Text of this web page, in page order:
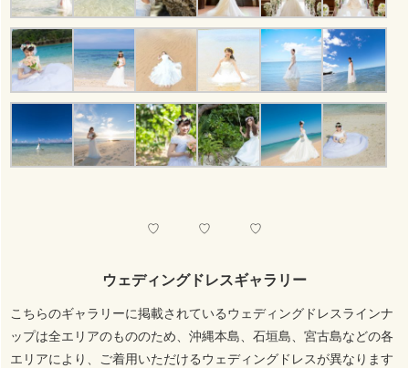
♡ ♡ ♡
ウェディングドレスギャラリー
こちらのギャラリーに掲載されているウェディングドレスラインナ
ップは全エリアのもののため、沖縄本島、石垣島、宮古島などの各
エリアにより、ご着用いただけるウェディングドレスが異なります